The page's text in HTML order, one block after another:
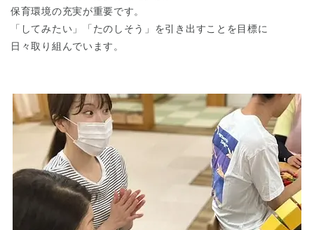
神奈川県 神奈川県 全域
保育環境の充実が重要です。
「してみたい」「たのしそう」を引き出すことを目標に
日々取り組んでいます。